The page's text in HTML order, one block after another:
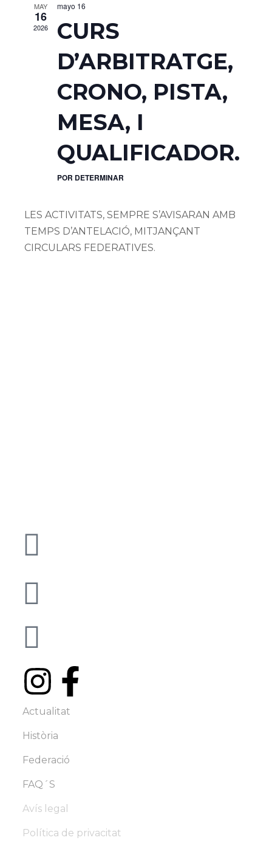
MAY
16
2026
mayo 16
CURS
D’ARBITRATGE,
CRONO, PISTA,
MESA, I
QUALIFICADOR.
POR DETERMINAR
LES ACTIVITATS, SEMPRE S’AVISARAN AMB
TEMPS D’ANTELACIÓ, MITJANÇANT
CIRCULARS FEDERATIVES.
Actualitat
Història
Federació
FAQ´S
Avís legal
Política de privacitat